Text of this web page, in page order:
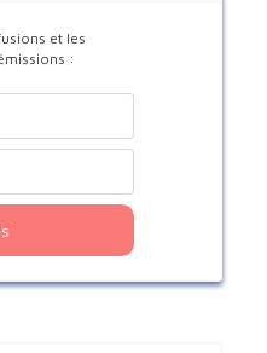
et les
: